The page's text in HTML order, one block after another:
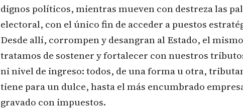
dignos políticos, mientras mueven con destreza las
electoral, con el único fin de acceder a puestos
Desde allí, corrompen y desangran al Estado, el
tratamos de sostener y fortalecer con nuestros
ni nivel de ingreso: todos, de una forma u otra,
tiene para un dulce, hasta el más encumbrado
gravado con impuestos.